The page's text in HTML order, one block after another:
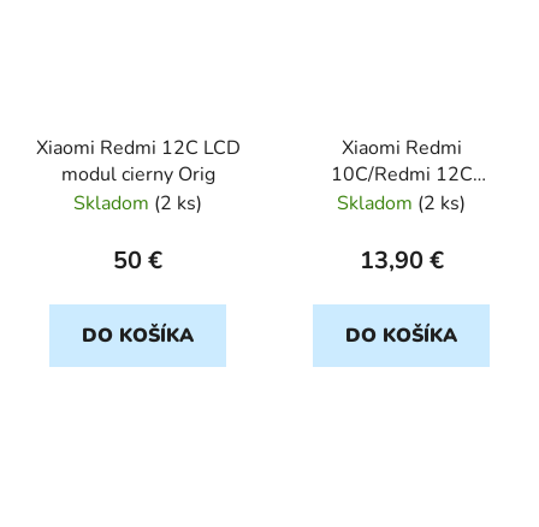
Xiaomi Redmi 12C LCD
modul cierny Orig
Skladom (2 ks)
50 €
DO KOŠÍKA
Xiaomi Redmi
10C/Redmi 12C
cerveny CAMSHIELD
Skladom (2 ks)
13,90 €
DO KOŠÍKA